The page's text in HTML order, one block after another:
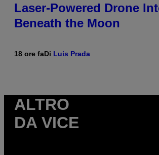
Laser-Powered Drone
Beneath the Moon
18 ore faDi Luis Prada
ALTRO
DA VICE